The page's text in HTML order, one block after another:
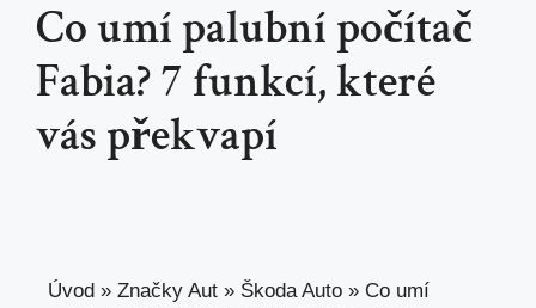
Co umí palubní počítač
Fabia? 7 funkcí, které
vás překvapí
Úvod » Značky Aut » Škoda Auto » Co umí